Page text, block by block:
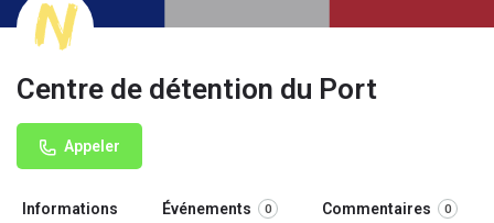
Centre de détention du Port
Appeler
Informations Événements 0 Commentaires 0